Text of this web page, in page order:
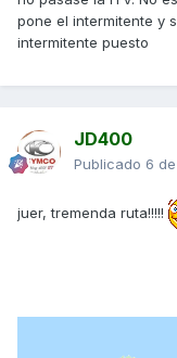
pone el intermitente y
intermitente puesto
JD400
Publicado 6
juer, tremenda ruta!!!!!